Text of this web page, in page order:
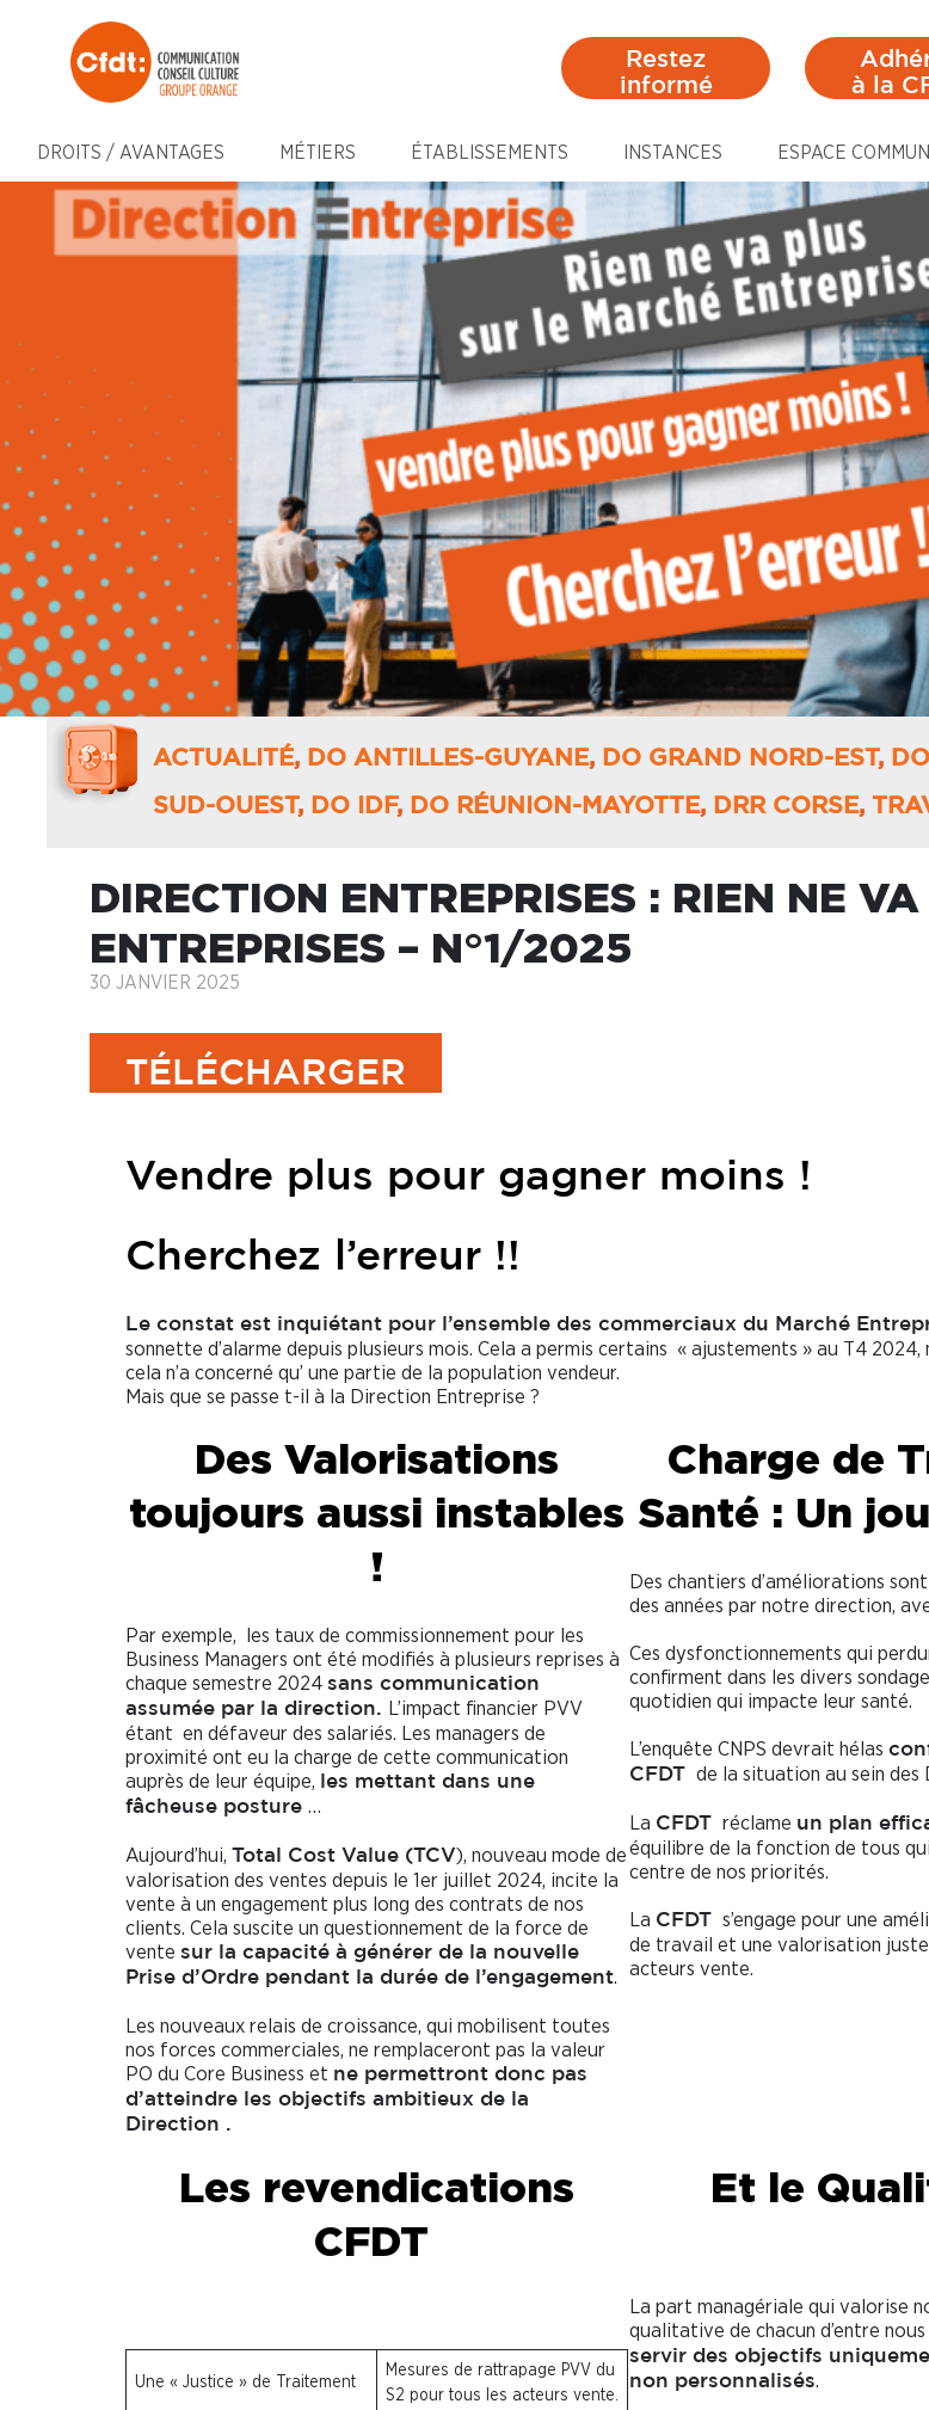
Restez
informé
à la
DROITS / AVANTAGES MÉTIERS ÉTABLISSEMENTS INSTANCES ESPACE
ACTUALITÉ, DO ANTILLES-GUYANE, DO GRAND NORD-EST,
SUD-OUEST, DO IDF, DO RÉUNION-MAYOTTE, DRR CORSE,
DIRECTION ENTREPRISES : RIEN NE
ENTREPRISES – N°1/2025
30 JANVIER 2025
TÉLÉCHARGER
Vendre plus pour gagner moins !
Cherchez l’erreur !!
Le constat est inquiétant pour l’ensemble des commerciaux du Marché
sonnette d’alarme depuis plusieurs mois. Cela a permis certains « ajustements » au T4 2024,
cela n’a concerné qu’ une partie de la population vendeur.
Mais que se passe t-il à la Direction Entreprise ?
Des Valorisations
toujours aussi instables
!
Par exemple, les taux de commissionnement pour les
Business Managers ont été modifiés à plusieurs reprises à
chaque semestre 2024 sans communication
assumée par la direction. L’impact financier PVV
étant en défaveur des salariés. Les managers de
proximité ont eu la charge de cette communication
auprès de leur équipe,
les mettant dans une
fâcheuse posture …
Aujourd’hui, Total Cost Value (TCV), nouveau mode de
valorisation des ventes depuis le 1er juillet 2024, incite la
vente à un engagement plus long des contrats de nos
clients. Cela suscite un questionnement de la force de
vente sur la capacité à générer de la nouvelle
Prise d’Ordre pendant la durée de l’engagement.
Les nouveaux relais de croissance, qui mobilisent toutes
nos forces commerciales, ne remplaceront pas la valeur
PO du Core Business et ne permettront donc pas
d’atteindre les objectifs ambitieux de la
Direction .
Charge de
Santé : Un
Des chantiers d’améliorations
des années par notre direction,
Ces dysfonctionnements qui
confirment dans les divers
quotidien qui impacte leur santé.
L’enquête CNPS devrait hélas
CFDT de la situation au sein des
La CFDT réclame un plan
équilibre de la fonction de tous
centre de nos priorités.
La CFDT
s’engage pour une
de travail et une valorisation
acteurs vente.
Les revendications
CFDT
Une « Justice » de Traitement
Mesures de rattrapage PVV du
S2 pour tous les acteurs vente.
Et le
La part managériale qui valorise
qualitative de chacun d’entre
servir des objectifs
non personnalisés.